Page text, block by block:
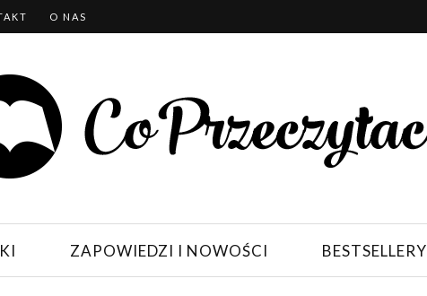
O NAS
ZAPOWIEDZI I NOWOŚCI BESTSELLERY